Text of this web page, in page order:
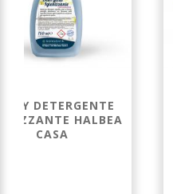
DETERGENTE
HALBEA
CASA